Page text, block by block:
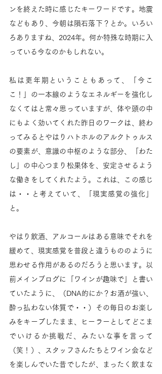
ンを終えた時に感じたキーワードです。地震
などもあり、今朝は隕石落下？とか。いろい
ろありますね、2024年。何か特殊な時期に入
っている今なのかもしれない。
私は更年期ということもあって、「今こ
こ！」の一本線のようなエネルギーを強化し
なくてはと常々思っていますが、体や頭の中
にもよく効いてくれた昨日のワークは、終わ
ってみるとやはりハトホルのアルクトゥルス
の要素が、意識の中枢のような部分、「わた
し」の中心つまり松果体を、安定させるよう
な働きをしてくれたよう。これは、この感じ
は・・と考えていて、「現実感覚の強化」
と。
やはり飲酒、アルコールはある意味でそれを
緩めて、現実感覚を普段と違うもののように
思わせる作用があるのだろうと思います。以
前メインブログに「ワインが趣味で」と書い
ていたように、（DNA的にか？お酒が強い、
酔っ払わない体質で・・）その毎日のお楽し
みをキープしたまま、ヒーラーとしてどこま
でいけるか挑戦だ、みたいな事を言って
（笑！）、スタッフさんたちとワイン会など
を楽しんでいた昔でしたが、まったく飲まな